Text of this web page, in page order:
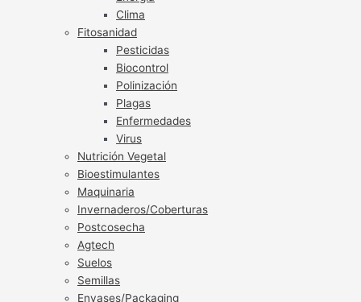
Clima
Fitosanidad
Pesticidas
Biocontrol
Polinización
Plagas
Enfermedades
Virus
Nutrición Vegetal
Bioestimulantes
Maquinaria
Invernaderos/Coberturas
Postcosecha
Agtech
Suelos
Semillas
Envases/Packaging